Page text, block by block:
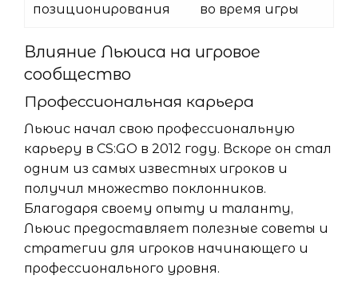
позиционирования
во время игры
Влияние Льюиса на игровое
сообщество
Профессиональная карьера
Льюис начал свою профессиональную
карьеру в CS:GO в 2012 году. Вскоре он стал
одним из самых известных игроков и
получил множество поклонников.
Благодаря своему опыту и таланту,
Льюис предоставляет полезные советы и
стратегии для игроков начинающего и
профессионального уровня.